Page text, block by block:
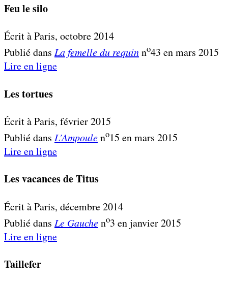
Feu le silo
Écrit à Paris, octobre 2014
Publié dans La femelle du requinno43 en mars 2015
Lire en ligne
Les tortues
Écrit à Paris, février 2015
Publié dans L’Ampouleno15 en mars 2015
Lire en ligne
Les vacances de Titus
Écrit à Paris, décembre 2014
Publié dans Le Gaucheno3 en janvier 2015
Lire en ligne
Taillefer